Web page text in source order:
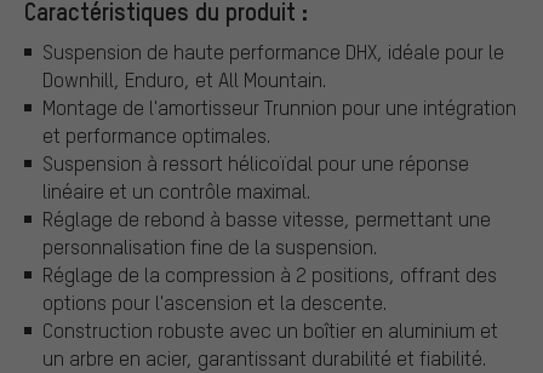
Caractéristiques du produit :
Suspension de haute performance DHX, idéale pour le
Downhill, Enduro, et All Mountain.
Montage de l'amortisseur Trunnion pour une intégration
et performance optimales.
Suspension à ressort hélicoïdal pour une réponse
linéaire et un contrôle maximal.
Réglage de rebond à basse vitesse, permettant une
personnalisation fine de la suspension.
Réglage de la compression à 2 positions, offrant des
options pour l'ascension et la descente.
Construction robuste avec un boîtier en aluminium et
un arbre en acier, garantissant durabilité et fiabilité.